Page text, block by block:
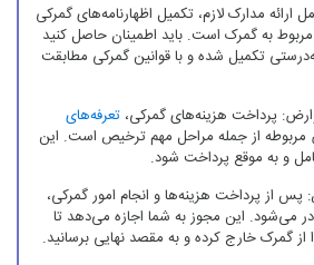
ارائه مدارک لازم، تکمیل اظهارنامه‌های گمرکی
به گمرک است. باید اطمینان حاصل کنید
تکمیل شده و با قوانین گمرکی مطابقت
پرداخت هزینه‌های گمرکی، تعرفه‌های
مربوطه از جمله مراحل مهم ترخیص است. این
و به موقع پرداخت شود.
از پرداخت هزینه‌ها و انجام امور گمرکی،
می‌شود. این مجوز به شما اجازه می‌دهد تا
از گمرک خارج کرده و به مقصد نهایی برسانید.